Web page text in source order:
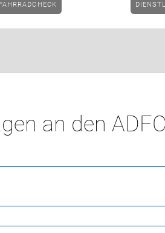
FAHRRADCHECK
an den ADFC